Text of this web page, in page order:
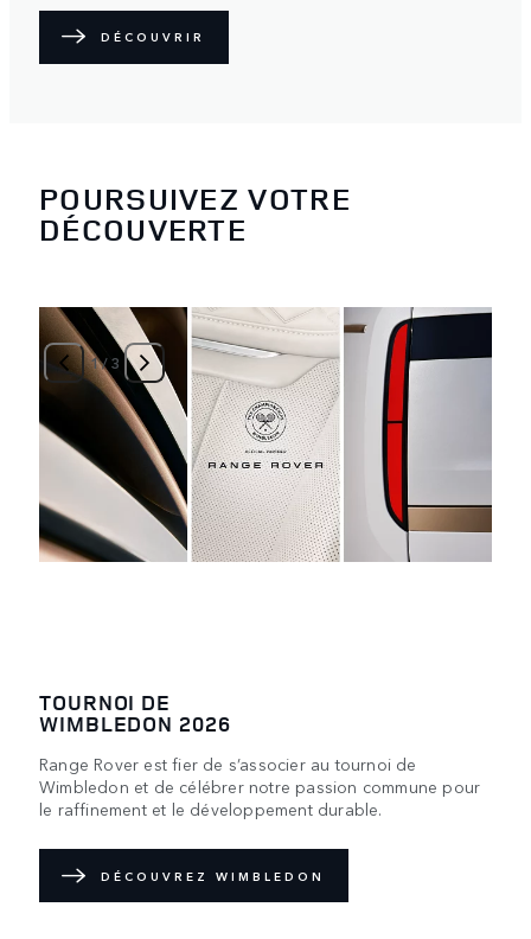
DÉCOUVRIR
POURSUIVEZ VOTRE
DÉCOUVERTE
1/3
TOURNOI DE
WIMBLEDON 2026
Range Rover est fier de s’associer au tournoi de
Wimbledon et de célébrer notre passion commune pour
le raffinement et le développement durable.
DÉCOUVREZ WIMBLEDON